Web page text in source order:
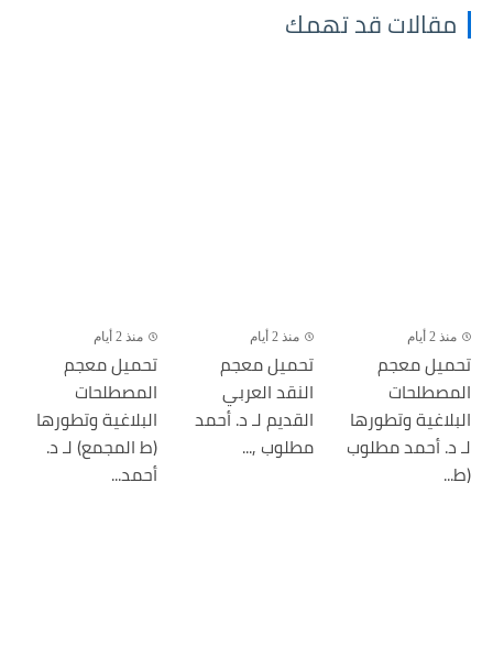
مقالات قد تهمك
منذ 2 أيام
تحميل معجم
المصطلحات
البلاغية وتطورها
لـ د. أحمد مطلوب
(ط...
منذ 2 أيام
تحميل معجم
النقد العربي
القديم لـ د. أحمد
مطلوب ,...
منذ 2 أيام
تحميل معجم
المصطلحات
البلاغية وتطورها
(ط المجمع) لـ د.
أحمد...